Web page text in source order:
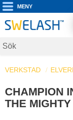
Meny
VERKSTAD
CHAMPION
THE